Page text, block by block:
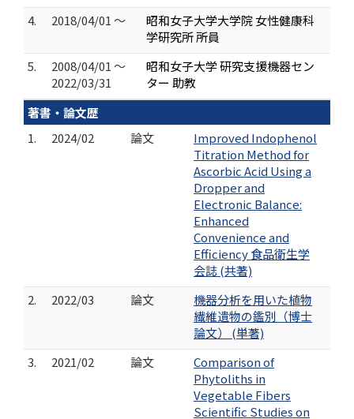
4.
2018/04/01 ～
昭和女子大学大学院 女性健康科
学研究所 所員
5.
2008/04/01 ～
2022/03/31
昭和女子大学 研究支援機器セン
ター 助教
著書・論文歴
1.
2024/02 論文
Improved Indophenol
Titration Method for
Ascorbic Acid Using a
Dropper and
Electronic Balance:
Enhanced
Convenience and
Efficiency 食品衛生学
会誌 (共著)
2.
2022/03 論文
機器分析を用いた植物
繊維遺物の鑑別（博士
論文） (単著)
3.
2021/02 論文
Comparison of
Phytoliths in
Vegetable Fibers
Scientific Studies on